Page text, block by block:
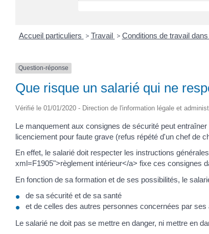
Accueil particuliers > Travail > Conditions de travail
Question-réponse
Que risque un salarié qui ne
Vérifié le 01/01/2020 - Direction de l'information légale et
Le manquement aux consignes de sécurité peut
licenciement pour faute grave (refus répété d'un chef de
En effet, le salarié doit respecter les instructions
xml=F1905">règlement intérieur</a> fixe ces consignes
En fonction de sa formation et de ses possibilités, le
de sa sécurité et de sa santé
et de celles des autres personnes concernées par
Le salarié ne doit pas se mettre en danger, ni mettre en